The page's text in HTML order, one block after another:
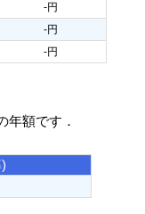
-円
-円
-円
年額です．